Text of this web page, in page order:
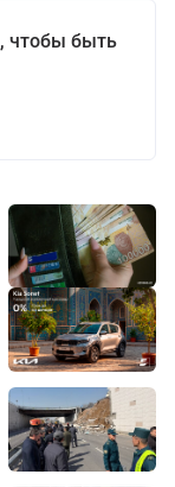
, чтобы быть